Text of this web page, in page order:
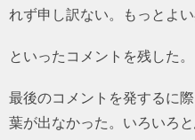
れず申し訳ない。もっとよい
といったコメントを残した。
最後のコメントを発するに
葉が出なかった。いろいろ